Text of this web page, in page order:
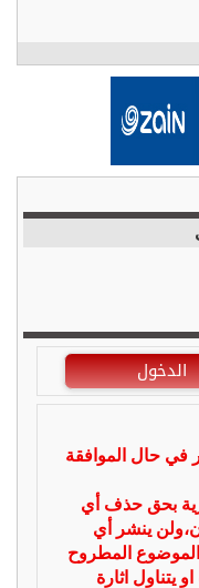
الدخول
في حال الموافقة
بحق حذف أي
ينشر أي
المطروح
يتناول اثارة